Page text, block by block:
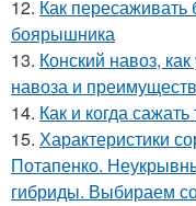
12. Как
боярышника
13. Конский навоз,
навоза и
14. Как и когда
15. Характеристики
Потапенко.
гибриды. Выбираем